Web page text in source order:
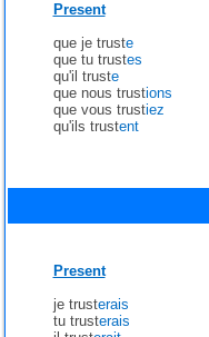
Present
que je truste
que tu trustes
qu'il truste
que nous trustions
que vous trustiez
qu'ils trustent
Present
je trusterais
tu trusterais